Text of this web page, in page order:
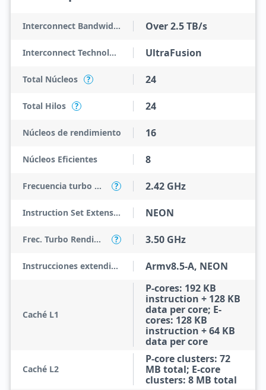
Interconnect Bandwidth Over 2.5 TB/s
Interconnect Technology UltraFusion
Total Núcleos ? 24
Total Hilos ? 24
Núcleos de rendimiento 16
Núcleos Eficientes 8
Frecuencia turbo máxima de núcleo eficiente ? 2.42 GHz
Instruction Set Extensions NEON
Frec. Turbo Rendimiento ? 3.50 GHz
Instrucciones extendidas Armv8.5-A, NEON
Caché L1
P-cores: 192 KB
instruction + 128 KB
data per core; E-
cores: 128 KB
instruction + 64 KB
data per core
Caché L2
P-core clusters: 72
MB total; E-core
clusters: 8 MB total